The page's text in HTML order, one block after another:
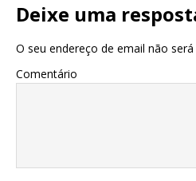
Deixe uma
O seu endereço de email não será
Comentário